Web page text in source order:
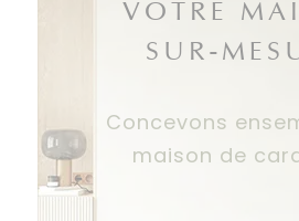
VOTRE
SUR-
Concevons
maison de